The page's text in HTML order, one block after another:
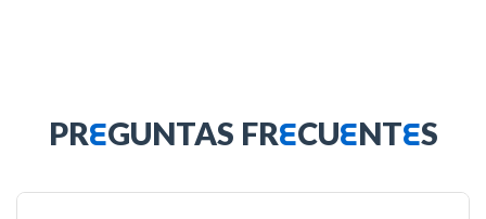
PREGUNTAS FRECUENTES